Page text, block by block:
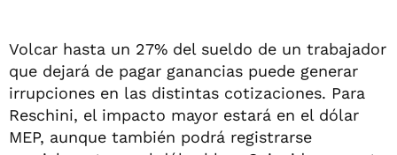
Volcar hasta un 27% del sueldo de un trabajador
que dejará de pagar ganancias puede generar
irrupciones en las distintas cotizaciones. Para
Reschini, el impacto mayor estará en el dólar
MEP, aunque también podrá registrarse